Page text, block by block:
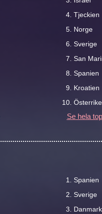
Tjeckien
Norge
Sverige
San
Spanien
Kroatien
Österrike
Se hela
Spanien
Sverige
Danmark